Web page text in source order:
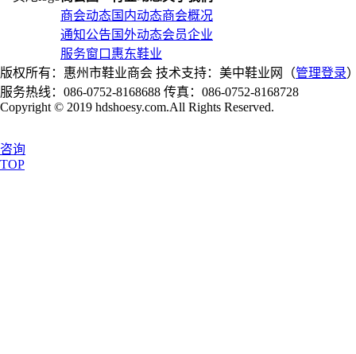
商会动态
通知公告
服务窗口
国内动态
国外动态
惠东鞋业
商会概况
会员企业
版权所有：惠州市鞋业商会 技术支持：美中鞋业网（管理登录
服务热线：086-0752-8168688 传真：086-0752-8168728
Copyright © 2019 hdshoesy.com.All Rights Reserved.
咨询
TOP